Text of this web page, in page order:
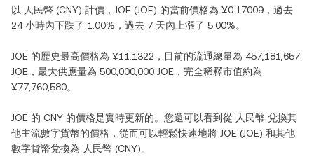
以 人民幣 (CNY) 計價， JOE (JOE) 的當前價格為 ¥0.17009 ，過去
24 小時內下跌了 1.00% ，過去 7 天內 上漲了 5.00%。
JOE 的歷史最高價格為 ¥11.1322 ，目前的流通總量為 457,181,657
JOE ，最大供應量為 500,000,000 JOE ，完全稀釋市值約為
¥77,760,580。
JOE 的 CNY 的價格是實時更新的。您還可以看到從 人民幣 兌換其
他主流數字貨幣的價格，從而可以輕鬆快速地將 JOE (JOE) 和其他
數字貨幣兌換為 人民幣 (CNY)。